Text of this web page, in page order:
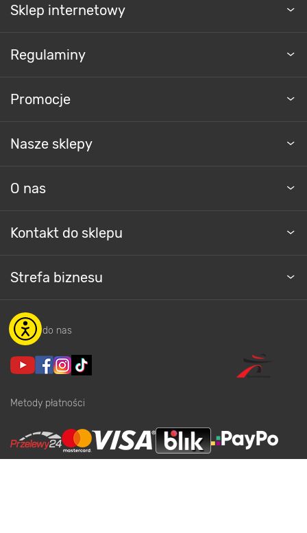
Sklep internetowy
Regulaminy
Promocje
Nasze sklepy
O nas
Kontakt do sklepu
Strefa biznesu
Dołącz do nas
Metody płatności